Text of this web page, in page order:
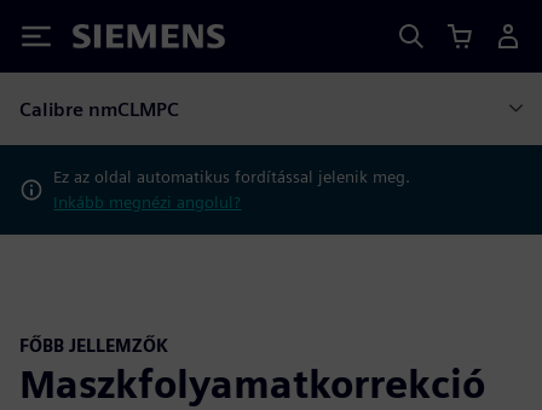
Siemens
Calibre nmCLMPC
Ez az oldal automatikus fordítással jelenik meg.
Inkább megnézi angolul?
FŐBB JELLEMZŐK
Maszkfolyamatkorrekció